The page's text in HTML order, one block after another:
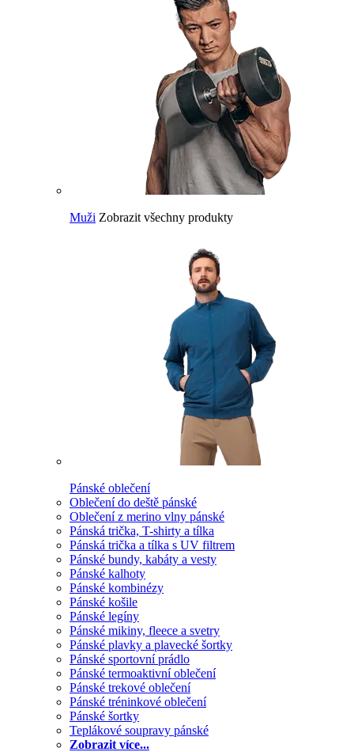
Muži Zobrazit všechny produkty
Pánské oblečení
Oblečení do deště pánské
Oblečení z merino vlny pánské
Pánská trička, T-shirty a tílka
Pánská trička a tílka s UV filtrem
Pánské bundy, kabáty a vesty
Pánské kalhoty
Pánské kombinézy
Pánské košile
Pánské legíny
Pánské mikiny, fleece a svetry
Pánské plavky a plavecké šortky
Pánské sportovní prádlo
Pánské termoaktivní oblečení
Pánské trekové oblečení
Pánské tréninkové oblečení
Pánské šortky
Teplákové soupravy pánské
Zobrazit více...